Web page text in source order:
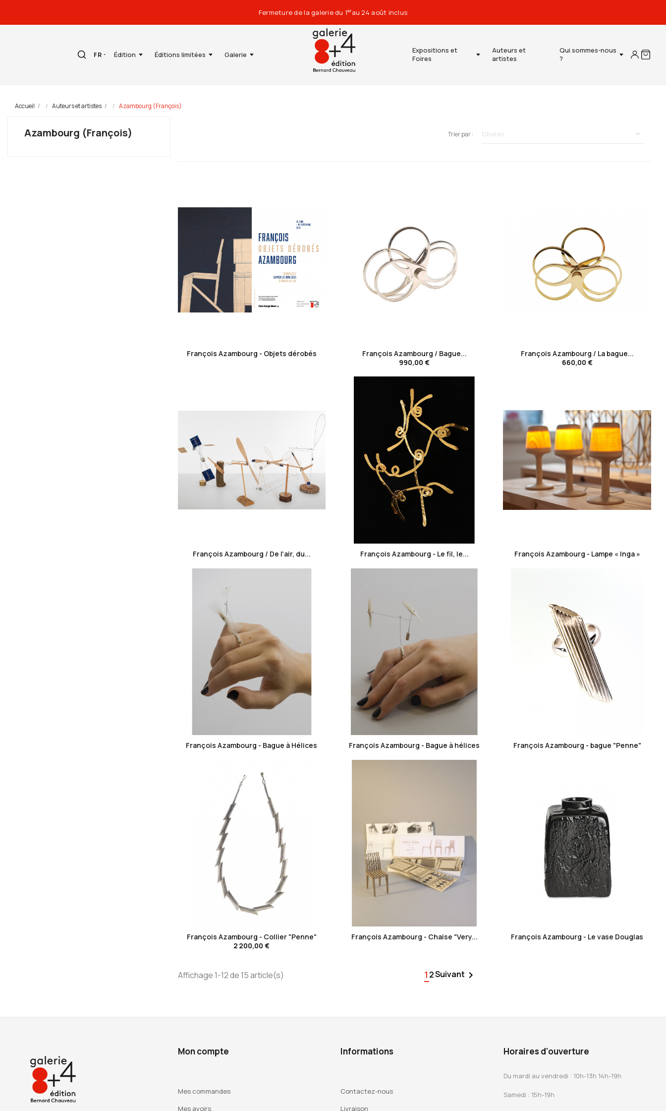
Fermeture de la galerie du 1erau 24 août inclus
FR Édition Éditions limitées Galerie
Expositions et
Foires
Auteurs et
artistes
Qui sommes-nous
?
Accueil Auteurs et artistes Azambourg (François)
Azambourg (François) Trier par : Choisir 
François Azambourg - Objets dérobés
François Azambourg / Bague...
990,00 €
François Azambourg / La bague...
660,00 €
François Azambourg / De l'air, du... François Azambourg - Le fil, le... François Azambourg - Lampe « Inga »
favorite_border
François Azambourg - Bague à Hélices
favorite_border
François Azambourg - Bague à hélices François Azambourg - bague "Penne"
favorite_border
François Azambourg - Collier "Penne"
2 200,00 €
François Azambourg - Chaise "Very...
favorite_border
François Azambourg - Le vase Douglas
Affichage 1-12 de 15 article(s) 1 2Suivant 
Mon compte
Mes commandes
Mes avoirs
Informations
Contactez-nous
Livraison
Horaires d'ouverture
Du mardi au vendredi : 10h-13h 14h-19h
Samedi : 15h-19h